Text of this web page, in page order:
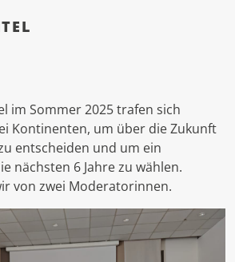
im Sommer 2025 trafen sich
Kontinenten, um über die Zukunft
entscheiden und um ein
nächsten 6 Jahre zu wählen.
von zwei Moderatorinnen.